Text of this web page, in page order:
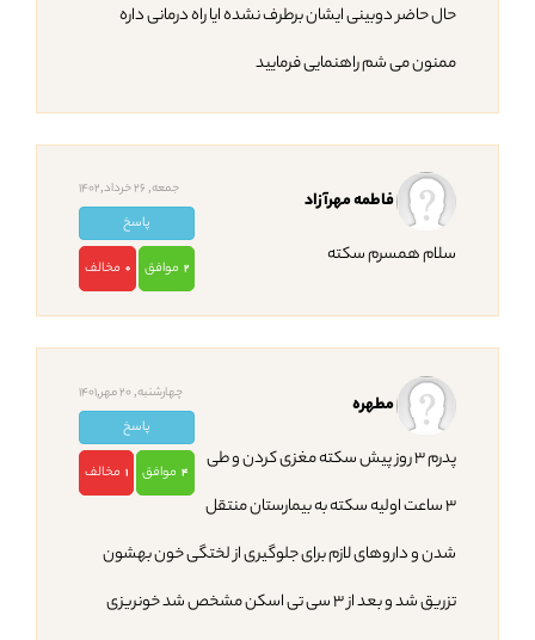
حال حاضر دوبینی ایشان برطرف نشده ایا راه درمانی داره
ممنون می شم راهنمایی فرمایید
جمعه, 26 خرداد,1402
پاسخ
2 موافق 0 مخالف
فاطمه مهرآزاد
سلام همسرم سکته
چهارشنبه, 20 مهر,1401
پاسخ
4 موافق 1 مخالف
مطهره
پدرم ۳ روز پیش سکته مغزی کردن و طی
۳ ساعت اولیه سکته به بیمارستان منتقل
شدن و داروهای لازم برای جلوگیری از لختگی خون بهشون
تزریق شد و بعد از ۳ سی تی اسکن مشخص شد خونریزی